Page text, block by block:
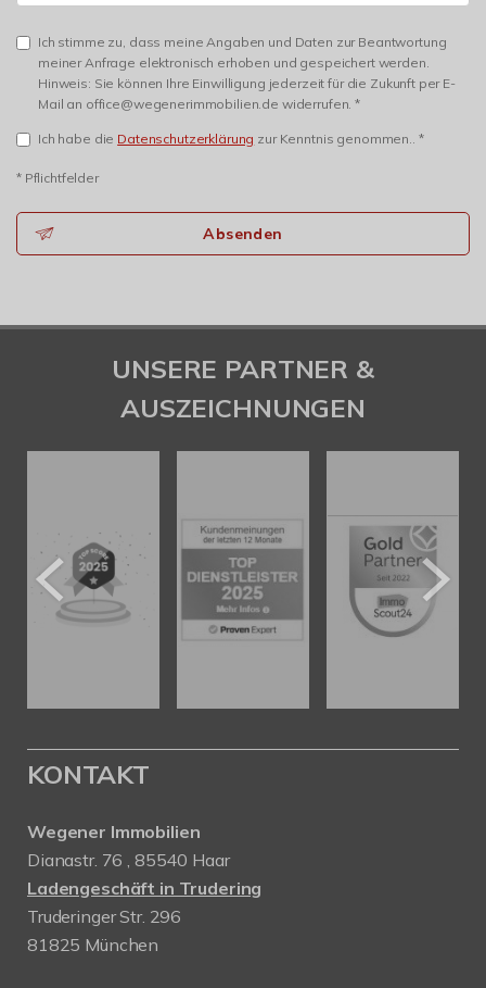
Ich stimme zu, dass meine Angaben und Daten zur Beantwortung
meiner Anfrage elektronisch erhoben und gespeichert werden.
Hinweis: Sie können Ihre Einwilligung jederzeit für die Zukunft per E-
Mail an office@wegenerimmobilien.de widerrufen. *
Ich habe die Datenschutzerklärung zur Kenntnis genommen.. *
* Pflichtfelder
Absenden
UNSERE PARTNER &
AUSZEICHNUNGEN
KONTAKT
Wegener Immobilien
Dianastr. 76 , 85540 Haar
Ladengeschäft in Trudering
Truderinger Str. 296
81825 München